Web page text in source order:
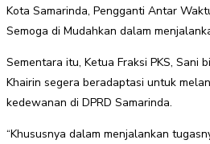
Kota Samarinda, Pengganti Antar
Semoga di Mudahkan dalam
Sementara itu, Ketua Fraksi PKS, Sani
Khairin segera beradaptasi untuk
kedewanan di DPRD Samarinda.
“Khususnya dalam menjalankan